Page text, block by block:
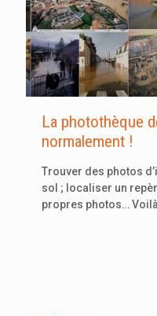
La photothèque
normalement !
Trouver des photos
sol ; localiser un
propres photos…